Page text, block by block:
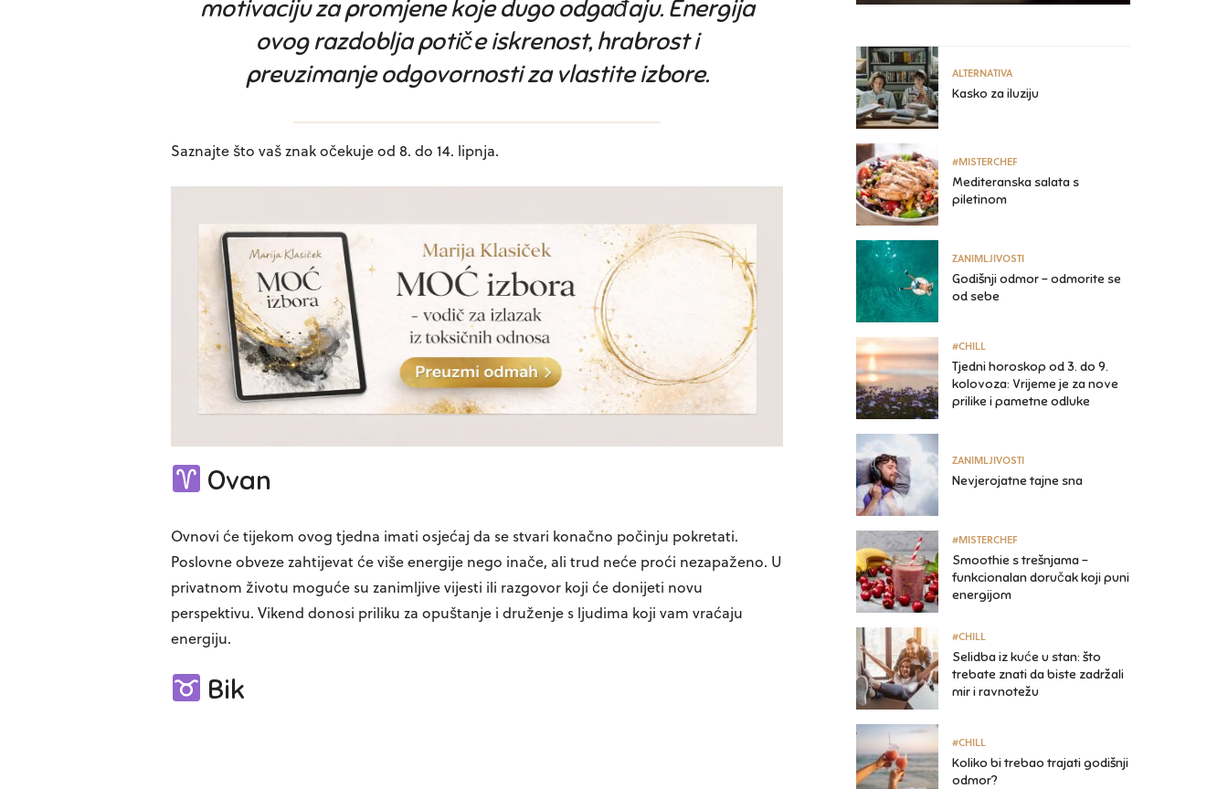
motivaciju za promjene koje dugo odgađaju. Energija
ovog razdoblja potiče iskrenost, hrabrost i
preuzimanje odgovornosti za vlastite izbore.
Saznajte što vaš znak očekuje od 8. do 14. lipnja.
Ovan
Ovnovi će tijekom ovog tjedna imati osjećaj da se stvari konačno počinju pokretati.
Poslovne obveze zahtijevat će više energije nego inače, ali trud neće proći nezapaženo. U
privatnom životu moguće su zanimljive vijesti ili razgovor koji će donijeti novu
perspektivu. Vikend donosi priliku za opuštanje i druženje s ljudima koji vam vraćaju
energiju.
Bik
ALTERNATIVA
Kasko za iluziju
#MISTERCHEF
Mediteranska salata s
piletinom
ZANIMLJIVOSTI
Godišnji odmor – odmorite se
od sebe
#CHILL
Tjedni horoskop od 3. do 9.
kolovoza: Vrijeme je za nove
prilike i pametne odluke
ZANIMLJIVOSTI
Nevjerojatne tajne sna
#MISTERCHEF
Smoothie s trešnjama –
funkcionalan doručak koji puni
energijom
#CHILL
Selidba iz kuće u stan: što
trebate znati da biste zadržali
mir i ravnotežu
#CHILL
Koliko bi trebao trajati godišnji
odmor?